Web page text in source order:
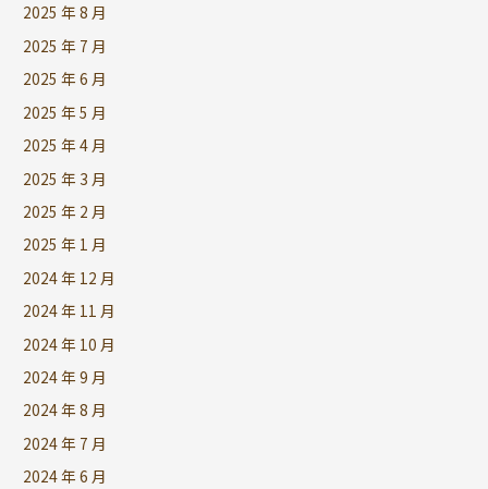
2025 年 8 月
2025 年 7 月
2025 年 6 月
2025 年 5 月
2025 年 4 月
2025 年 3 月
2025 年 2 月
2025 年 1 月
2024 年 12 月
2024 年 11 月
2024 年 10 月
2024 年 9 月
2024 年 8 月
2024 年 7 月
2024 年 6 月